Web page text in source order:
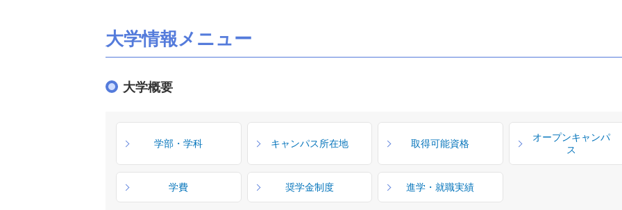
大学情報メニュー
大学概要
学部・学科 キャンパス所在地 取得可能資格
オープンキャンパ
ス
学費 奨学金制度 進学・就職実績